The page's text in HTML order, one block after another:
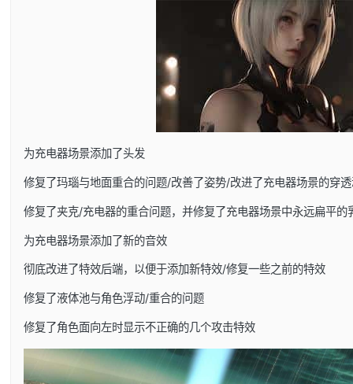
为充电器场景添加了头发
修复了玛瑙与地面重合的问题/改善了姿势/改进了充电器场景的穿
修复了夹克/充电器的重合问题，并修复了充电器场景中永远扁平的
为充电器场景添加了新的音效
彻底改进了特效后端，以便于添加新特效/修复一些之前的特效
修复了液体池与角色浮动/重合的问题
修复了角色面向左时显示不正确的几个攻击特效